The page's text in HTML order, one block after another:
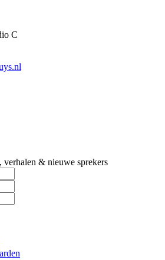
C
verhalen & nieuwe sprekers